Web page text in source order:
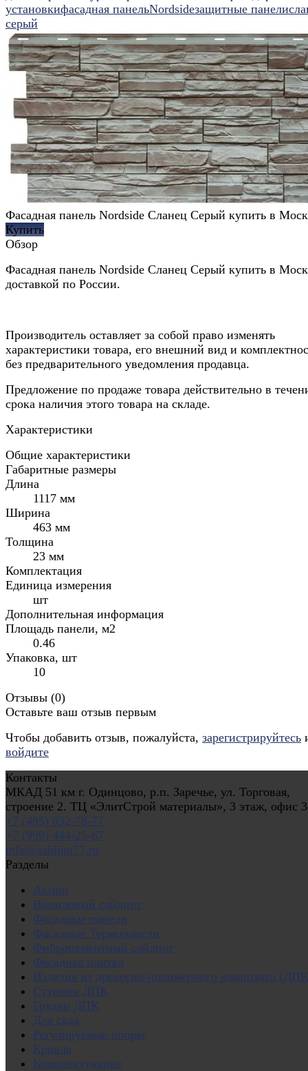
установкифасадная панельNordsideзащитные панели
серый
Фасадная панель Nordside Сланец Серый купить в
Купить
Обзор
Фасадная панель Nordside Сланец Серый купить в
доставкой по России.
Производитель оставляет за собой право изменять
характеристики товара, его внешний вид и
без предварительного уведомления продавца.
Предложение по продаже товара действительно в
срока наличия этого товара на складе.
Характеристики
Общие характеристики
Габаритные размеры
Длина
1117 мм
Ширина
463 мм
Толщина
23 мм
Комплектация
Единица измерения
шт
Дополнительная информация
Площадь панели, м2
0.46
Упаковка, шт
10
Отзывы (0)
Оставьте ваш отзыв первым
Чтобы добавить отзыв, пожалуйста, зарегистрируйтесь
войдите
Контакты
МКАД 51 км г. Одинцово, р.п. Заречье, ул. Торговая,
строение 2. ТЦ «ЭлитСтрой материалы», 3 этаж, офис
+7 (495) 032-78-77
+7 (999) 444-25-67
info@saiding77.ru
Разделы
Акции
Виниловый сайдинг
Фасадные панели
Фасадные Термопанели
Фиброцементный сайдинг
Фасадная плитка
Изделия из древесно-полимерного композита
Ступени ДПК
Грядки ДПК
Для сада
Регулируемые опоры
Кровля
Комплектующие